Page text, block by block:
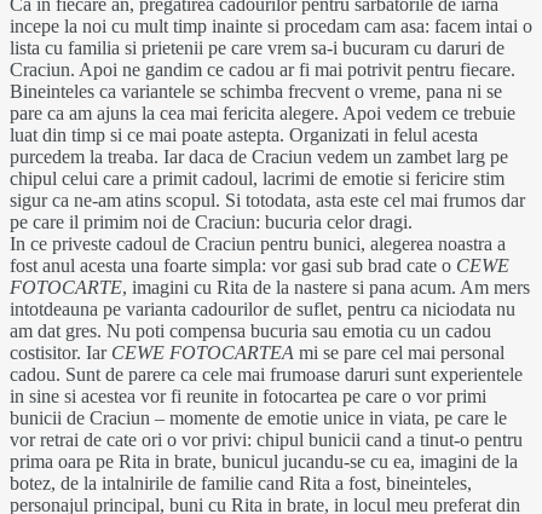
Ca in fiecare an, pregatirea cadourilor pentru sarbatorile de iarna
incepe la noi cu mult timp inainte si procedam cam asa: facem intai o
lista cu familia si prietenii pe care vrem sa-i bucuram cu daruri de
Craciun. Apoi ne gandim ce cadou ar fi mai potrivit pentru fiecare.
Bineinteles ca variantele se schimba frecvent o vreme, pana ni se
pare ca am ajuns la cea mai fericita alegere. Apoi vedem ce trebuie
luat din timp si ce mai poate astepta. Organizati in felul acesta
purcedem la treaba. Iar daca de Craciun vedem un zambet larg pe
chipul celui care a primit cadoul, lacrimi de emotie si fericire stim
sigur ca ne-am atins scopul. Si totodata, asta este cel mai frumos dar
pe care il primim noi de Craciun: bucuria celor dragi.
In ce priveste cadoul de Craciun pentru bunici, alegerea noastra a
fost anul acesta una foarte simpla: vor gasi sub brad cate o CEWE
FOTOCARTE, imagini cu Rita de la nastere si pana acum. Am mers
intotdeauna pe varianta cadourilor de suflet, pentru ca niciodata nu
am dat gres. Nu poti compensa bucuria sau emotia cu un cadou
costisitor. Iar CEWE FOTOCARTEA mi se pare cel mai personal
cadou. Sunt de parere ca cele mai frumoase daruri sunt experientele
in sine si acestea vor fi reunite in fotocartea pe care o vor primi
bunicii de Craciun – momente de emotie unice in viata, pe care le
vor retrai de cate ori o vor privi: chipul bunicii cand a tinut-o pentru
prima oara pe Rita in brate, bunicul jucandu-se cu ea, imagini de la
botez, de la intalnirile de familie cand Rita a fost, bineinteles,
personajul principal, buni cu Rita in brate, in locul meu preferat din